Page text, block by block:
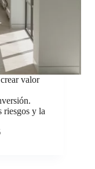
valor
riesgos y la